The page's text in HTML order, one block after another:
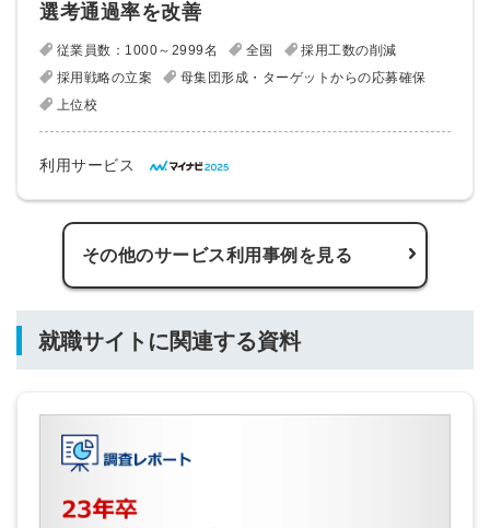
選考通過率を改善
従業員数：1000～2999名 全国
採用工数の削減
採用戦略の立案
母集団形成・ターゲットからの応募確保
上位校
利用サービス
その他のサービス利用事例を見る
就職サイトに関連する資料
をご利用する
要です。
簡単10秒！無料会員登録